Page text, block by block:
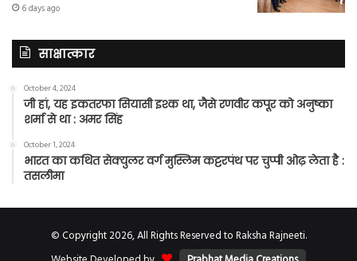
6 days ago
साक्षात्कार
October 4, 2024
जी हां, यह इकतरफा सियासी इश्क था, जैसे रणवीर कपूर को अनुष्का
शर्मा से था : अमर सिंह
October 1, 2024
भारत का कथित सेक्युलर वर्ग मुस्लिम कट्टरपंथ पर चुप्पी ओढ़ लेता है :
तसलीमा
© Copyright 2026, All Rights Reserved to Raksha Rajneeti.